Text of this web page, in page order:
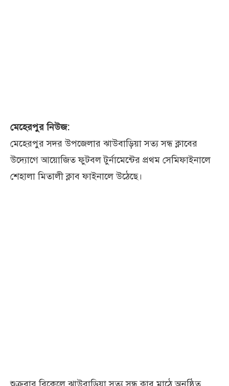
মেহেরপুর নিউজ:
মেহেরপুর সদর উপজেলার ঝাউবাড়িয়া সত্য সন্ধ ক্লাবের
উদ্যোগে আয়োজিত ফুটবল টুর্নামেন্টের প্রথম সেমিফাইনালে
শেহালা মিতালী ক্লাব ফাইনালে উঠেছে।